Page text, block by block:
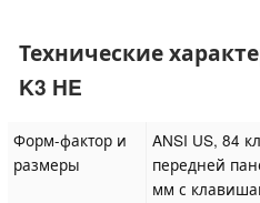
Технические
K3 HE
Форм-фактор и
размеры
ANSI US, 84
передней
мм с